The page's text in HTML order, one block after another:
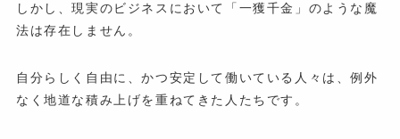
しかし、現実のビジネスにおいて「一獲千金」のような魔
法は存在しません。
自分らしく自由に、かつ安定して働いている人々は、例外
なく地道な積み上げを重ねてきた人たちです。